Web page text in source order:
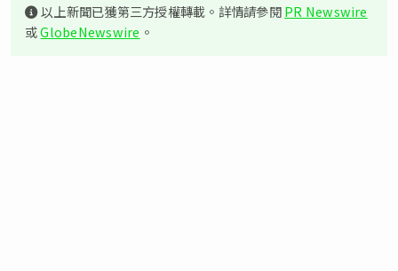
以上新聞已獲第三方授權轉載。詳情請參閱PR Newswire
或GlobeNewswire 。